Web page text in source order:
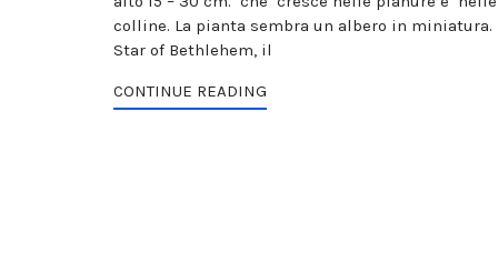
colline. La pianta sembra un albero in miniatura.
Star of Bethlehem, il
CONTINUE READING